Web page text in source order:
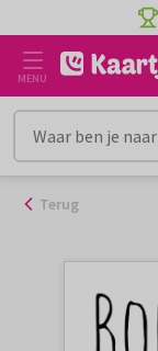
naar
inhoud
MENU
Terug